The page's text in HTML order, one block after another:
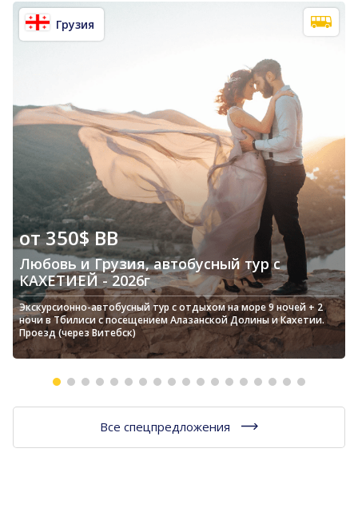
Грузия
от 350$ BB
Любовь и Грузия, автобусный тур с
КАХЕТИЕЙ - 2026г
Экскурсионно-автобусный тур с отдыхом на море 9 ночей + 2
ночи в Тбилиси с посещением Алазанской Долины и Кахетии.
Проезд (через Витебск)
Все спецпредложения